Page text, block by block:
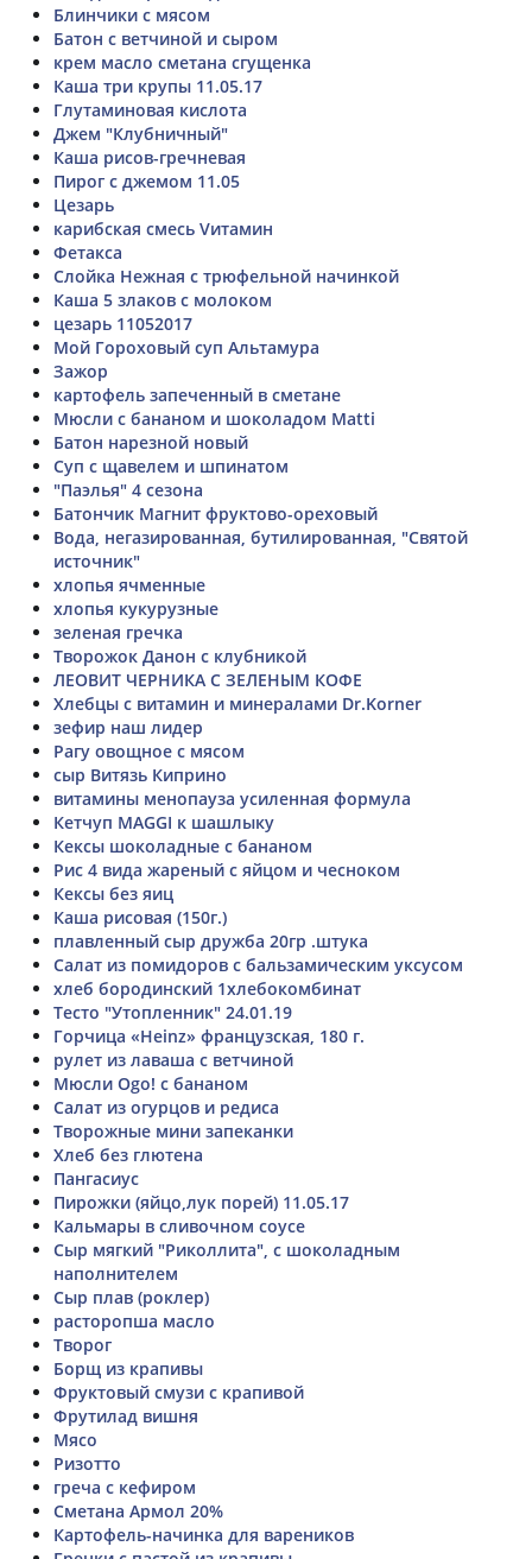
Блинчики с мясом
Батон с ветчиной и сыром
крем масло сметана сгущенка
Каша три крупы 11.05.17
Глутаминовая кислота
Джем "Клубничный"
Каша рисов-гречневая
Пирог с джемом 11.05
Цезарь
карибская смесь Vитамин
Фетакса
Слойка Нежная с трюфельной начинкой
Каша 5 злаков с молоком
цезарь 11052017
Мой Гороховый суп Альтамура
Зажор
картофель запеченный в сметане
Мюсли с бананом и шоколадом Matti
Батон нарезной новый
Суп с щавелем и шпинатом
"Паэлья" 4 сезона
Батончик Магнит фруктово-ореховый
Вода, негазированная, бутилированная, "Святой
источник"
хлопья ячменные
хлопья кукурузные
зеленая гречка
Творожок Данон с клубникой
ЛЕОВИТ ЧЕРНИКА С ЗЕЛЕНЫМ КОФЕ
Хлебцы с витамин и минералами Dr.Korner
зефир наш лидер
Рагу овощное с мясом
сыр Витязь Киприно
витамины менопауза усиленная формула
Кетчуп MAGGI к шашлыку
Кексы шоколадные с бананом
Рис 4 вида жареный с яйцом и чесноком
Кексы без яиц
Каша рисовая (150г.)
плавленный сыр дружба 20гр .штука
Салат из помидоров с бальзамическим уксусом
хлеб бородинский 1хлебокомбинат
Тесто "Утопленник" 24.01.19
Горчица «Heinz» французская, 180 г.
рулет из лаваша с ветчиной
Мюсли Ogo! с бананом
Салат из огурцов и редиса
Творожные мини запеканки
Хлеб без глютена
Пангасиус
Пирожки (яйцо,лук порей) 11.05.17
Кальмары в сливочном соусе
Сыр мягкий "Риколлита", с шоколадным
наполнителем
Сыр плав (роклер)
расторопша масло
Творог
Борщ из крапивы
Фруктовый смузи с крапивой
Фрутилад вишня
Мясо
Ризотто
греча с кефиром
Сметана Армол 20%
Картофель-начинка для вареников